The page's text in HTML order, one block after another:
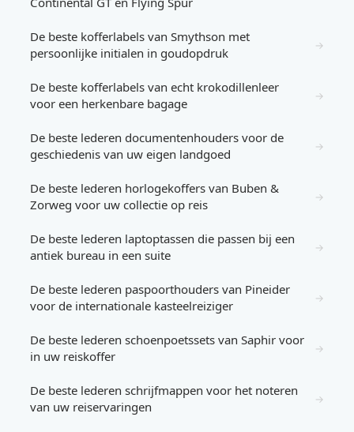
De beste kofferlabels van Smythson met
persoonlijke initialen in goudopdruk
→
De beste kofferlabels van echt krokodillenleer
voor een herkenbare bagage
→
De beste lederen documentenhouders voor de
geschiedenis van uw eigen landgoed
→
De beste lederen horlogekoffers van Buben &
Zorweg voor uw collectie op reis
→
De beste lederen laptoptassen die passen bij een
antiek bureau in een suite
→
De beste lederen paspoorthouders van Pineider
voor de internationale kasteelreiziger
→
De beste lederen schoenpoetssets van Saphir voor
in uw reiskoffer
→
De beste lederen schrijfmappen voor het noteren
van uw reiservaringen
→